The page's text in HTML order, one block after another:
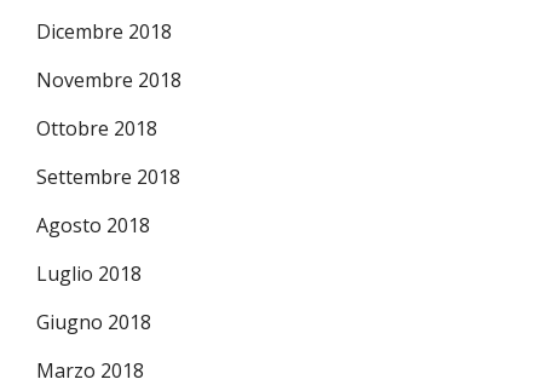
Dicembre 2018
Novembre 2018
Ottobre 2018
Settembre 2018
Agosto 2018
Luglio 2018
Giugno 2018
Marzo 2018